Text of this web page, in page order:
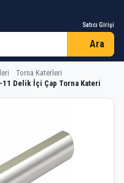
Satıcı Girişi
Ara
Torna Katerleri
11 Delik İçi Çap Torna Kateri
11 Delik İçi Çap